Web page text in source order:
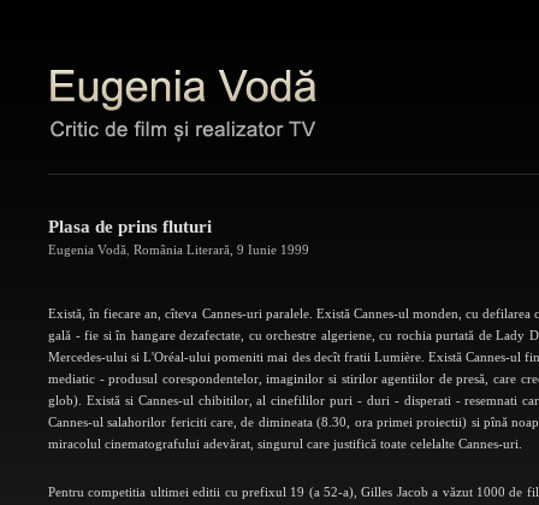
Plasa de prins fluturi
Eugenia Vodă România Literară 9 Iunie 1999
Există, în fiecare an, cîteva Cannes-uri paralele. Există Cannes-ul monden, cu
gală - fie si în hangare dezafectate, cu orchestre algeriene, cu rochia purtată de
Mercedes-ului si L'Oréal-ului pomeniti mai des decît fratii Lumière. Există Cannes-ul
mediatic - produsul corespondentelor, imaginilor si stirilor agentiilor de presă, care
glob). Există si Cannes-ul chibitilor, al cinefililor puri - duri - disperati - resemnati
Cannes-ul salahorilor fericiti care, de dimineata (8.30, ora primei proiectii) si pînă
miracolul cinematografului adevărat, singurul care justifică toate celelalte Cannes-uri.
Pentru competitia ultimei editii cu prefixul 19 (a 52-a), Gilles Jacob a văzut 1000 de